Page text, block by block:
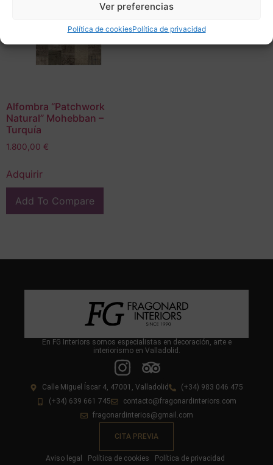
Ver preferencias
Política de cookiesPolítica de privacidad
Alfombra “Patchwork
Natural” Mohebban –
Turquía
1.800,00 €
Adquirir
Add To Compare
En FG Interiors somos especialistas en decoración, arte e
interiorismo en Valladolid.
Calle Miguel Íscar 4, 47001, Valladolid
(+34) 983 046 475
(+34) 639 661 745
contacto@fragonardinteriors.com
fragonardinterios@gmail.com
CITA PREVIA
Aviso legal Política de cookies Política de privacidad